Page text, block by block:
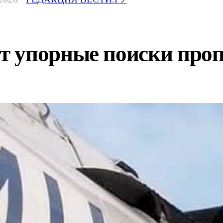
поиски